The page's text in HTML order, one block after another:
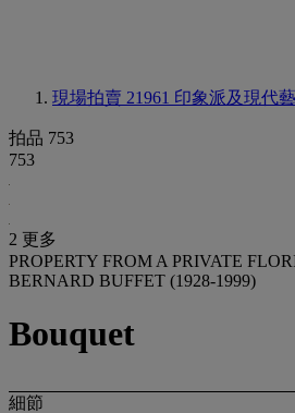
現場拍賣 21961 印象派及現代
拍品 753
753
2 更多
PROPERTY FROM A PRIVATE
BERNARD BUFFET (1928-1999)
Bouquet
細節